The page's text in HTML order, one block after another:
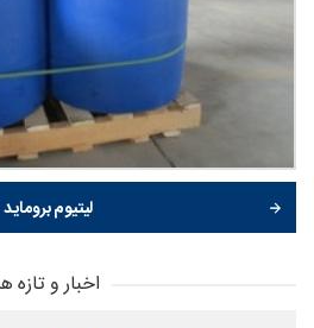
لیتیوم بروماید
اخبار و تازه